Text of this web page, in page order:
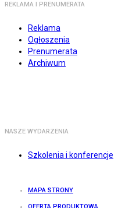
REKLAMA I PRENUMERATA
Reklama
Ogłoszenia
Prenumerata
Archiwum
NASZE WYDARZENIA
Szkolenia i konferencje
MAPA STRONY